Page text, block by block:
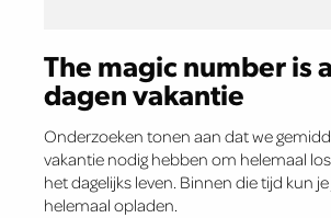
The magic number is
dagen vakantie
Onderzoeken tonen aan dat we
vakantie nodig hebben om helemaal
het dagelijks leven. Binnen die tijd kun
helemaal opladen.